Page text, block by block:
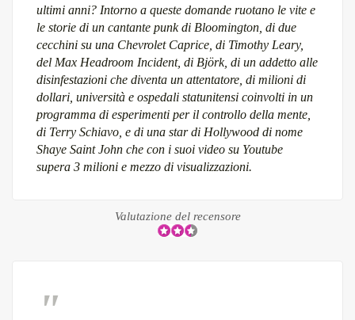
ultimi anni? Intorno a queste domande ruotano le vite e
le storie di un cantante punk di Bloomington, di due
cecchini su una Chevrolet Caprice, di Timothy Leary,
del Max Headroom Incident, di Björk, di un addetto alle
disinfestazioni che diventa un attentatore, di milioni di
dollari, università e ospedali statunitensi coinvolti in un
programma di esperimenti per il controllo della mente,
di Terry Schiavo, e di una star di Hollywood di nome
Shaye Saint John che con i suoi video su Youtube
supera 3 milioni e mezzo di visualizzazioni.
Valutazione del recensore